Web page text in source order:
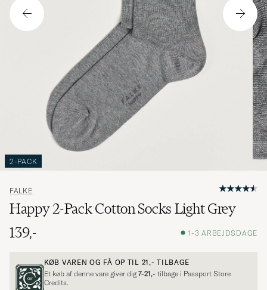
2-PACK
FALKE
Happy 2-Pack Cotton Socks Light Grey
139,-
1-3 ARBEJDSDAGE
KØB VAREN OG FÅ OP TIL 21,- TILBAGE
Et køb af denne vare giver dig 7-21,- tilbage i Passport Store
Credits.